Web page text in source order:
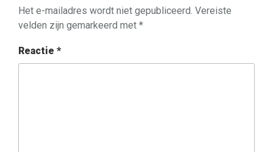
Het e-mailadres wordt niet gepubliceerd. Vereiste
velden zijn gemarkeerd met *
Reactie *